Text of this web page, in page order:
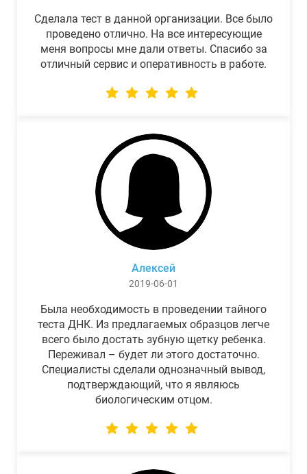
Сделала тест в данной организации. Все было
проведено отлично. На все интересующие
меня вопросы мне дали ответы. Спасибо за
отличный сервис и оперативность в работе.
Алексей
2019-06-01
Была необходимость в проведении тайного
теста ДНК. Из предлагаемых образцов легче
всего было достать зубную щетку ребенка.
Переживал – будет ли этого достаточно.
Специалисты сделали однозначный вывод,
подтверждающий, что я являюсь
биологическим отцом.